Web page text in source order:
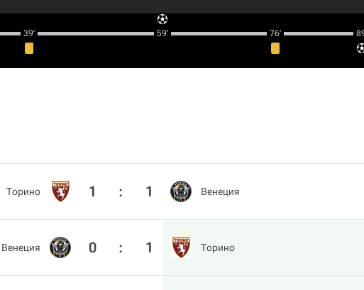
39‎’‎ 59‎’‎ 76‎’‎
Торино 1 : 1 Венеция
Венеция 0 : 1 Торино